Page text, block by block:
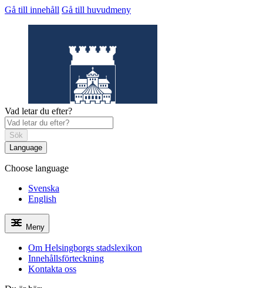
Gå till innehåll Gå till huvudmeny
Helsingborgs stadslexikon
Vad letar du efter?
Sök
Language
Choose language
Svenska
English
Meny
Om Helsingborgs stadslexikon
Innehållsförteckning
Kontakta oss